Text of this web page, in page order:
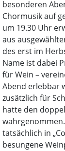
besonderen
Chormusik auf
um 19.30 Uhr
aus
des erst im
Name ist dabei
für Wein –
Abend erlebbar
zusätzlich für
hatte den
tatsächlich in
besungene